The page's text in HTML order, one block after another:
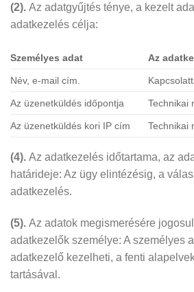
(2). Az adatgyűjtés ténye, a kezelt
adatkezelés célja:
Személyes adat Az
Név, e-mail cím.
Az üzenetküldés időpontja Technikai
Az üzenetküldés kori IP cím Technikai
(4). Az adatkezelés időtartama, az
határideje: Az ügy elintézésig, a
adatkezelés.
(5). Az adatok megismerésére
adatkezelők személye: A személyes
adatkezelő kezelheti, a fenti
tartásával.